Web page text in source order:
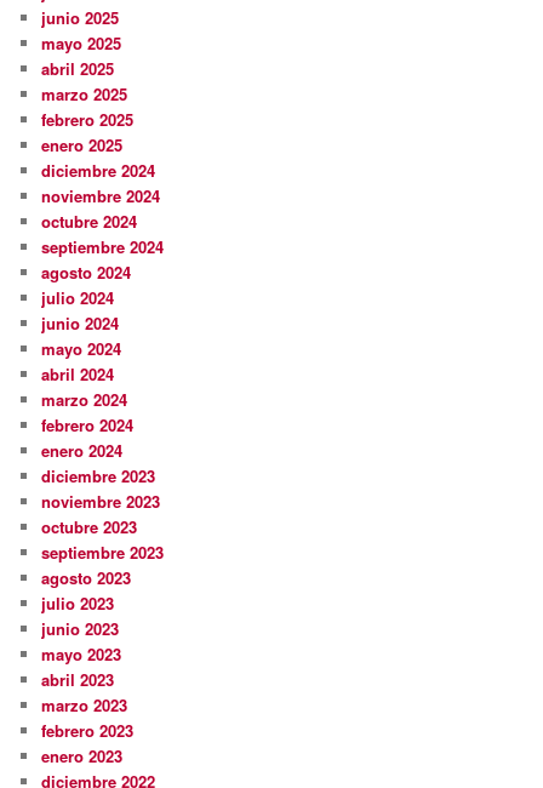
junio 2025
mayo 2025
abril 2025
marzo 2025
febrero 2025
enero 2025
diciembre 2024
noviembre 2024
octubre 2024
septiembre 2024
agosto 2024
julio 2024
junio 2024
mayo 2024
abril 2024
marzo 2024
febrero 2024
enero 2024
diciembre 2023
noviembre 2023
octubre 2023
septiembre 2023
agosto 2023
julio 2023
junio 2023
mayo 2023
abril 2023
marzo 2023
febrero 2023
enero 2023
diciembre 2022